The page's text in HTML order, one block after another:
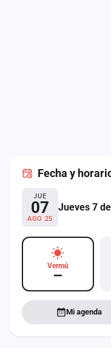
Fecha y
JUE
07
AGO 25
Jueves 7
Vermú
—
Mi agenda
Administración
Contacto